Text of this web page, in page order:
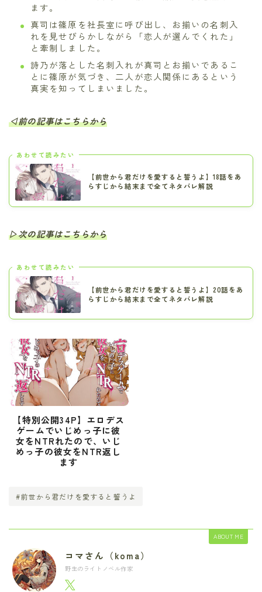
ます。
真司は篠原を社長室に呼び出し、お揃いの名刺入
れを見せびらかしながら「恋人が選んでくれた」
と牽制しました。
詩乃が落とした名刺入れが真司とお揃いであるこ
とに篠原が気づき、二人が恋人関係にあるという
真実を知ってしまいました。
◁前の記事はこちらから
あわせて読みたい
【前世から君だけを愛すると誓うよ】18話をあ
らすじから結末まで全てネタバレ解説
▷次の記事はこちらから
あわせて読みたい
【前世から君だけを愛すると誓うよ】20話をあ
らすじから結末まで全てネタバレ解説
【特別公開34P】エロデス
ゲームでいじめっ子に彼
女をNTRれたので、いじ
めっ子の彼女をNTR返し
ます
#前世から君だけを愛すると誓うよ
ABOUT ME
コマさん（koma）
野生のライトノベル作家